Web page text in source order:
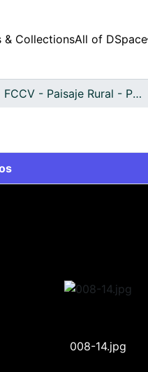
& CollectionsAll of DSpace
FCCV - Paisaje Rural - Patrimonial
008-14.jpg